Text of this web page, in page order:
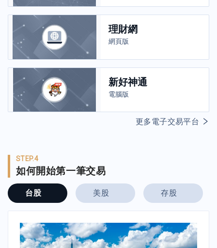
理財網
網頁版
新好神通
電腦版
更多電子交易平台
STEP.4
如何開始第一筆交易
台股 美股 存股